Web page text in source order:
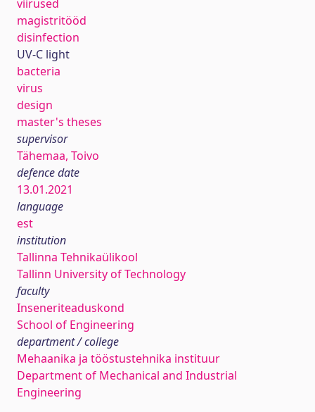
viirused
magistritööd
disinfection
UV-C light
bacteria
virus
design
master's theses
supervisor
Tähemaa, Toivo
defence date
13.01.2021
language
est
institution
Tallinna Tehnikaülikool
Tallinn University of Technology
faculty
Inseneriteaduskond
School of Engineering
department / college
Mehaanika ja tööstustehnika instituur
Department of Mechanical and Industrial
Engineering